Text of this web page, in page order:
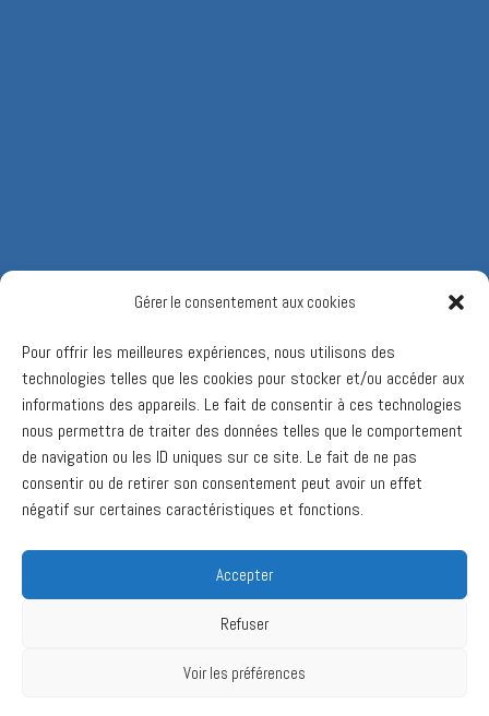
Gérer le consentement aux cookies
Pour offrir les meilleures expériences, nous utilisons des
technologies telles que les cookies pour stocker et/ou accéder aux
informations des appareils. Le fait de consentir à ces technologies
nous permettra de traiter des données telles que le comportement
de navigation ou les ID uniques sur ce site. Le fait de ne pas
consentir ou de retirer son consentement peut avoir un effet
négatif sur certaines caractéristiques et fonctions.
Accepter
Refuser
Voir les préférences